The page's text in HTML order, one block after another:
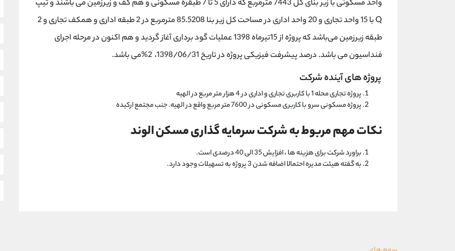
واحد مسکونی با زیر بنای کل 7443 مترمربع که دارای 5 تا 7 طبقره مسکونی و هم کف و زیرزمین می باشند و تیپ
Q با 15 واحد تجاری و 20 واحد اداری در مساحت کل زیر بنا 85.5208 مترمربع در 2 طبقه اداری و همکف تجاری و 2
طبقه زیرزمین می‌باشد که پروژه از 15تیرماه 1398 عملیات گود برداری آغاز گردید و هم اکنون در مرحله اجرای
فنداسیون می باشد. درصد پیشرفت فیزیکی پروژه در تاریخ 1398/06/31، 2%می باشد.
پروژه های آینده شرکت
پروژه تجاری محله 1 با کاربری تجاری و اداری در 4 هزار متر مربع در الهیه
پروژه مسکونی سرو با کاربری مسکونی در 7600 متر مربع واقع در الهیه. جنب مجتمع ارکیده
نکات مهم مربوط به شرکت سرمایه گذاری مسکن الوند
براورد شرکت برای هزینه ها ، افزایش 35 الی 40 درصدی است.
به گفته هیئت مدیره احتمالا اضافه شدن 3 پروژه به تسهیلات وجود دارد.